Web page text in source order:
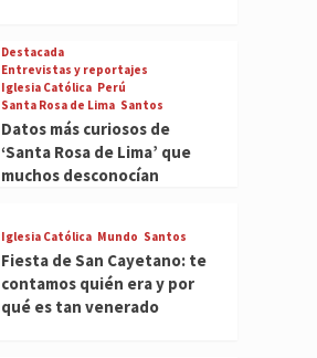
Destacada
Entrevistas y reportajes
Iglesia Católica Perú
Santa Rosa de Lima Santos
Datos más curiosos de
‘Santa Rosa de Lima’ que
muchos desconocían
Iglesia Católica Mundo Santos
Fiesta de San Cayetano: te
contamos quién era y por
qué es tan venerado